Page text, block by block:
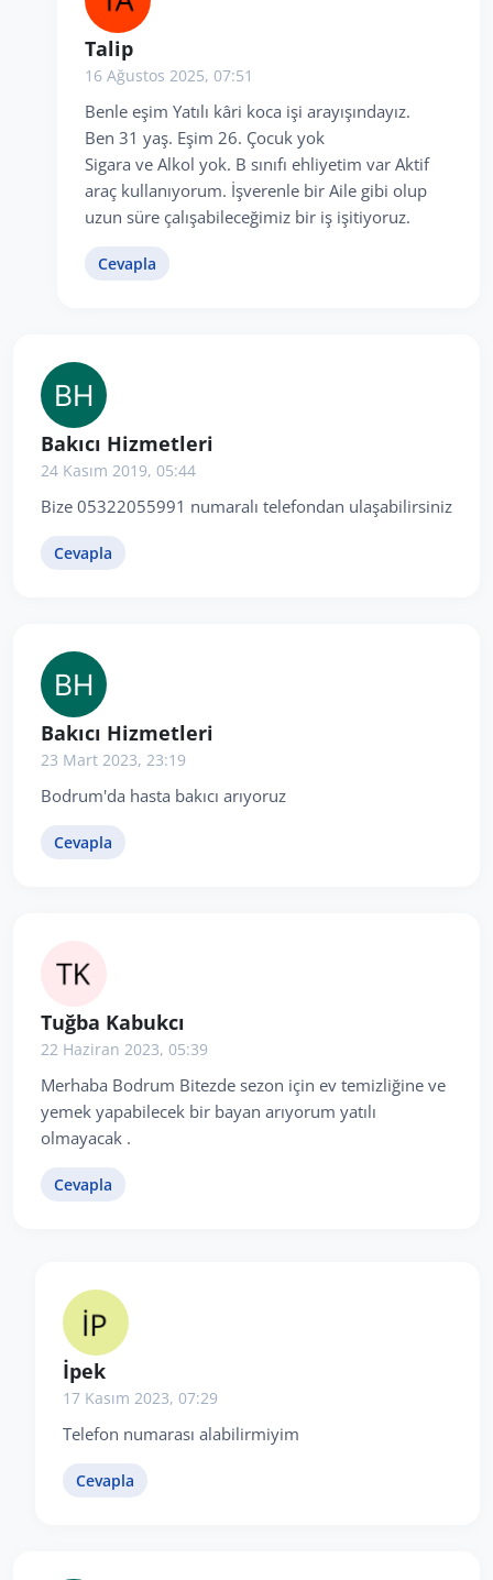
Talip
16 Ağustos 2025, 07:51
Benle eşim Yatılı kâri koca işi arayışındayız.
Ben 31 yaş. Eşim 26. Çocuk yok
Sigara ve Alkol yok. B sınıfı ehliyetim var Aktif
araç kullanıyorum. İşverenle bir Aile gibi olup
uzun süre çalışabileceğimiz bir iş işitiyoruz.
Cevapla
Bakıcı Hizmetleri
24 Kasım 2019, 05:44
Bize 05322055991 numaralı telefondan ulaşabilirsiniz
Cevapla
Bakıcı Hizmetleri
23 Mart 2023, 23:19
Bodrum'da hasta bakıcı arıyoruz
Cevapla
Tuğba Kabukcı
22 Haziran 2023, 05:39
Merhaba Bodrum Bitezde sezon için ev temizliğine ve
yemek yapabilecek bir bayan arıyorum yatılı
olmayacak .
Cevapla
İpek
17 Kasım 2023, 07:29
Telefon numarası alabilirmiyim
Cevapla